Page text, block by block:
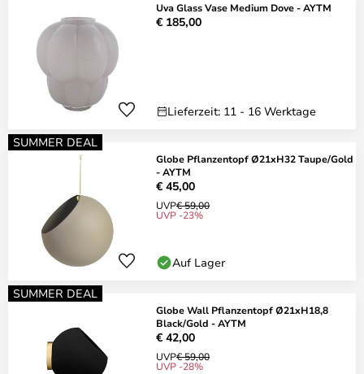
Uva Glass Vase Medium Dove - AYTM
€ 185,00
Lieferzeit: 11 - 16 Werktage
SUMMER DEAL
Globe Pflanzentopf Ø21xH32 Taupe/Gold
- AYTM
€ 45,00
UVP€ 59,00
UVP -23%
Auf Lager
SUMMER DEAL
Globe Wall Pflanzentopf Ø21xH18,8
Black/Gold - AYTM
€ 42,00
UVP€ 59,00
UVP -28%